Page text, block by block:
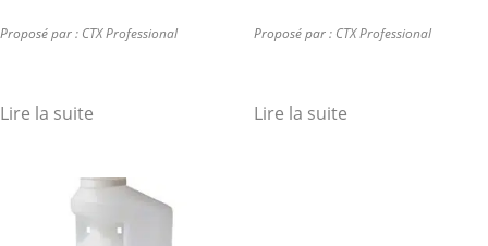
Proposé par : CTX Professional
Lire la suite
Proposé par : CTX Professional
Lire la suite